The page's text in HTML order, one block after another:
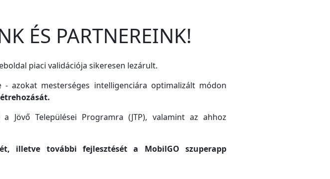
ÉS PARTNEREINK!
piaci validációja sikeresen lezárult.
azokat mesterséges intelligenciára optimalizált módon
Jövő Települései Programra (JTP), valamint az ahhoz
illetve további fejlesztését a MobilGO szuperapp